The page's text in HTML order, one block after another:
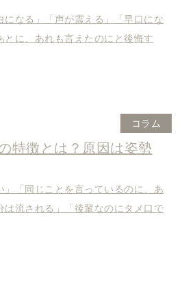
になる」「声が震える」「早口にな
とに、あれも言えたのにと後悔す
コラム
特徴とは？原因は姿勢
」「同じことを言っているのに、あ
は流される」「後輩なのにタメ口で